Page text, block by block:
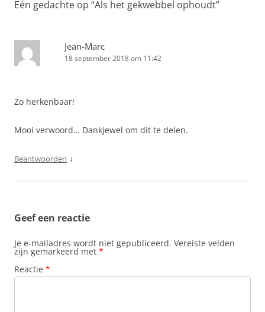
Eén gedachte op “Als het gekwebbel ophoudt”
Jean-Marc
18 september 2018 om 11:42
Zo herkenbaar!
Mooi verwoord… Dankjewel om dit te delen.
Beantwoorden ↓
Geef een reactie
Je e-mailadres wordt niet gepubliceerd. Vereiste velden
zijn gemarkeerd met *
Reactie *